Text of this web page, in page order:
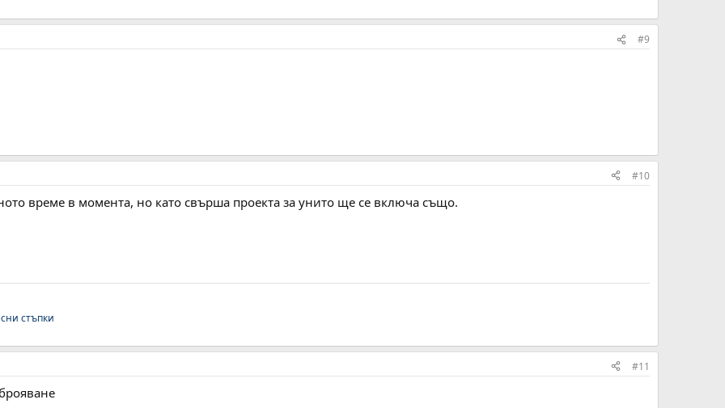
#9
#10
време в момента, но като свърша проекта за унито ще се включа също.
стъпки
#11